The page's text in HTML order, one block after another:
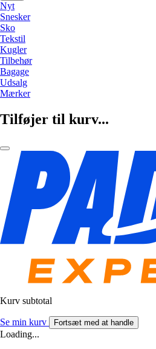
Nyt
Snesker
Sko
Tekstil
Kugler
Tilbehør
Bagage
Udsalg
Mærker
Tilføjer til kurv...
Kurv subtotal
Se min kurv Fortsæt med at handle
Loading...